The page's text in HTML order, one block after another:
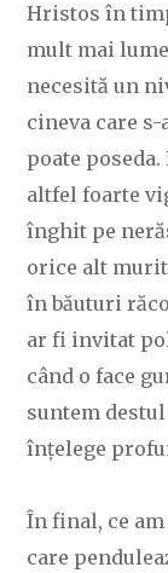
Hristos în
mult mai
necesită un
cineva care
poate
altfel foarte
înghit pe
orice alt
în băuturi
ar fi invitat
când o face
suntem
înțelege
În final, ce
care